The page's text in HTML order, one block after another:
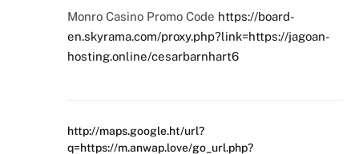
Monro Casino Promo Code https://board-
en.skyrama.com/proxy.php?link=https://jagoan-
hosting.online/cesarbarnhart6
http://maps.google.ht/url?
q=https://m.anwap.love/go_url.php?